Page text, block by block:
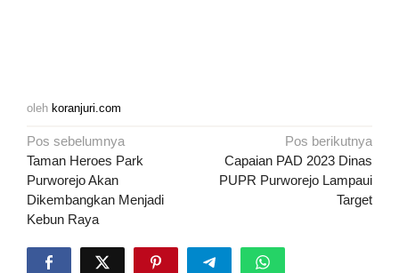
oleh koranjuri.com
Navigasi
pos
Pos sebelumnya
Taman Heroes Park
Purworejo Akan
Dikembangkan Menjadi
Kebun Raya
Pos berikutnya
Capaian PAD 2023 Dinas
PUPR Purworejo Lampaui
Target